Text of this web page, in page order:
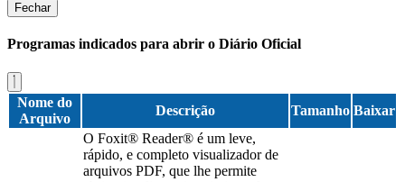
Fechar
Programas indicados para abrir o Diário Oficial
Nome do
Arquivo
Descrição Tamanho Baixar
O Foxit® Reader® é um leve,
rápido, e completo visualizador de
arquivos PDF, que lhe permite